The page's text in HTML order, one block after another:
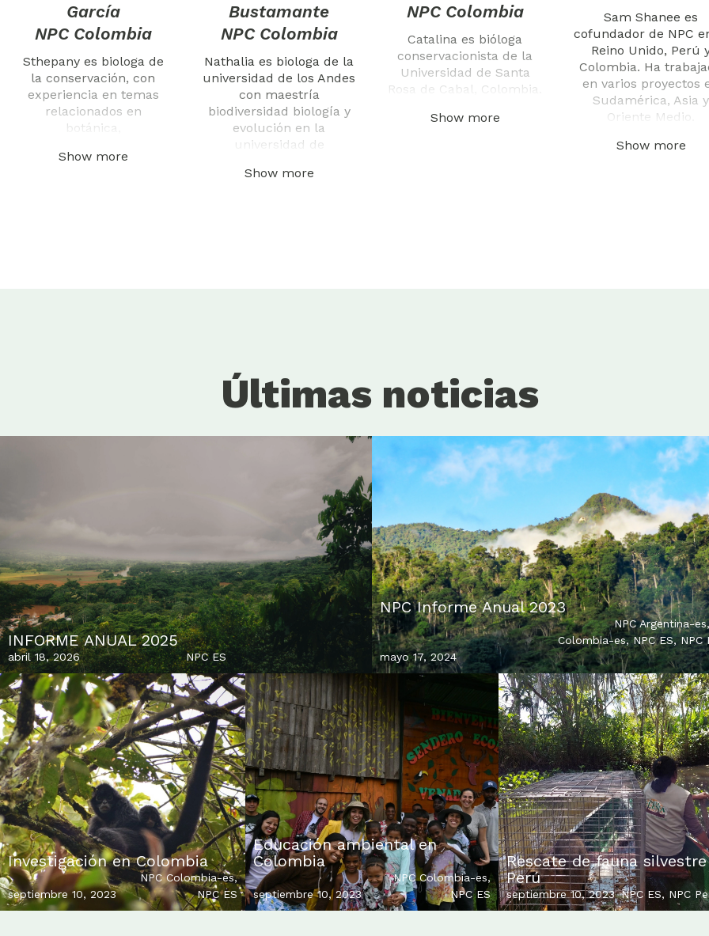
García
NPC Colombia
Sthepany es biologa de
la conservación, con
experiencia en temas
relacionados en
botánica,
Show more
Bustamante
NPC Colombia
Nathalia es biologa de la
universidad de los Andes
con maestría
biodiversidad biología y
evolución en la
universidad de
Show more
NPC Colombia
Catalina es bióloga
conservacionista de la
Universidad de Santa
Rosa de Cabal, Colombia.
Show more
Sam Shanee es
cofundador de NPC
Reino Unido, Perú
Colombia. Ha
en varios proyectos
Sudamérica, Asia y
Oriente Medio.
Show more
Últimas noticias
INFORME ANUAL 2025
abril 18, 2026 NPC ES
NPC Informe Anual 2023
mayo 17, 2024
NPC Argentina-es
Colombia-es,NPC ES,NPC
Investigación en Colombia
septiembre 10, 2023
NPC Colombia-es,
NPC ES
Educación ambiental en
Colombia
septiembre 10, 2023
NPC Colombia-es,
NPC ES
Rescate de fauna
Perú
septiembre 10, 2023 NPC ES, NPC